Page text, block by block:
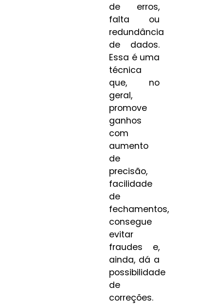
de erros,
falta ou
redundância
de dados.
Essa é uma
técnica
que, no
geral,
promove
ganhos
com
aumento
de
precisão,
facilidade
de
fechamentos,
consegue
evitar
fraudes e,
ainda, dá a
possibilidade
de
correções.